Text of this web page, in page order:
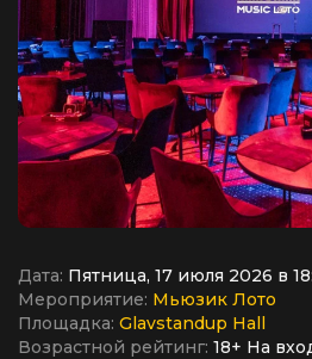
Дата: Пятница, 17 июля 2026 в
Мероприятие: Мьюзик Лото
Площадка: Glavstandup Hall
Возрастной рейтинг: 18+ На